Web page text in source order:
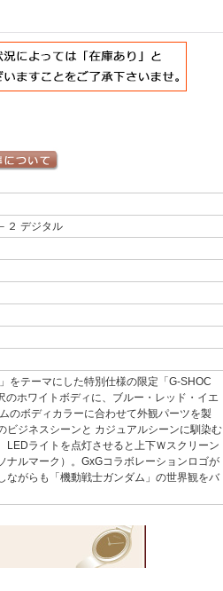
２ デジタル
をテーマにした特別仕様の限定「G-SHOC
ホワイトボディに、ブルー・レッド・イエ
のボディカラーに合わせて外観パーツを製
ジネスシーンと カジュアルシーンに馴染む
LEDライトを点灯させると上下Ｗスクリーン
ナルマーク）。GxGコラボレーションロゴが
ながらも「機動戦士ガンダム」の世界観をバ